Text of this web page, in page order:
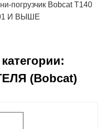
Bobcat T140
И ВЫШЕ
(Bobcat)